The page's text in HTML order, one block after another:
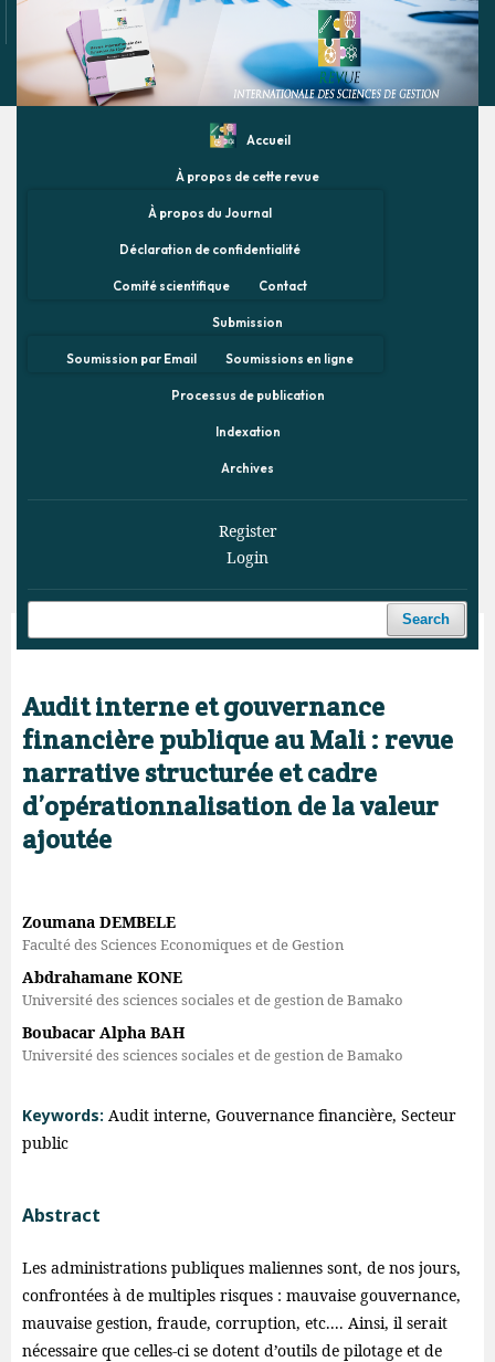
Accueil
À propos de cette revue
À propos du Journal
Déclaration de confidentialité
Comité scientifique Contact
Submission
Soumission par Email Soumissions en ligne
Processus de publication
Indexation
Archives
Register
Login
Search
Home / Archives / Vol. 8 No. 4 (2025) / Articles
Audit interne et gouvernance
financière publique au Mali : revue
narrative structurée et cadre
d’opérationnalisation de la valeur
ajoutée
Zoumana DEMBELE
Faculté des Sciences Economiques et de Gestion
Abdrahamane KONE
Université des sciences sociales et de gestion de Bamako
Boubacar Alpha BAH
Université des sciences sociales et de gestion de Bamako
Keywords: Audit interne, Gouvernance financière, Secteur
public
Abstract
Les administrations publiques maliennes sont, de nos jours,
confrontées à de multiples risques : mauvaise gouvernance,
mauvaise gestion, fraude, corruption, etc.... Ainsi, il serait
nécessaire que celles-ci se dotent d’outils de pilotage et de